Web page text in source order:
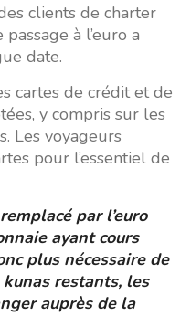
clients de charter
à l’euro a
date.
cartes de crédit et de
y compris sur les
Les voyageurs
pour l’essentiel de
par l’euro
ayant cours
plus nécessaire de
kunas restants, les
auprès de la